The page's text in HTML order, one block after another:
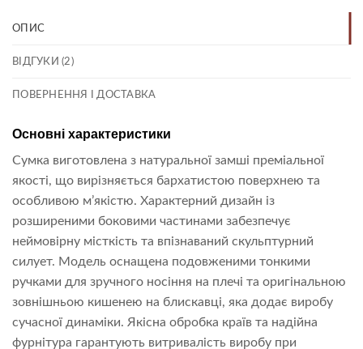
ОПИС
ВІДГУКИ (2)
ПОВЕРНЕННЯ І ДОСТАВКА
Основні характеристики
Сумка виготовлена з натуральної замші преміальної
якості, що вирізняється бархатистою поверхнею та
особливою м’якістю. Характерний дизайн із
розширеними боковими частинами забезпечує
неймовірну місткість та впізнаваний скульптурний
силует. Модель оснащена подовженими тонкими
ручками для зручного носіння на плечі та оригінальною
зовнішньою кишенею на блискавці, яка додає виробу
сучасної динаміки. Якісна обробка країв та надійна
фурнітура гарантують витривалість виробу при